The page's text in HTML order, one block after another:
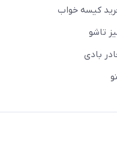
کیسه خواب
تاشو
بادی